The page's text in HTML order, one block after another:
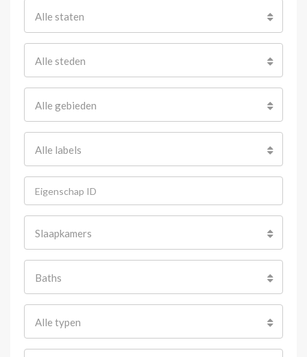
Alle staten
Alle steden
Alle gebieden
Alle labels
Slaapkamers
Baths
Alle typen